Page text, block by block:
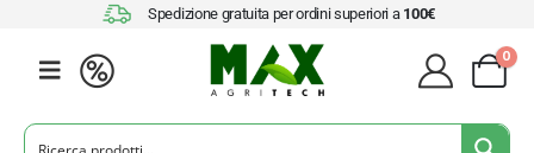
Spedizione gratuita per ordini superiori a 100€
0